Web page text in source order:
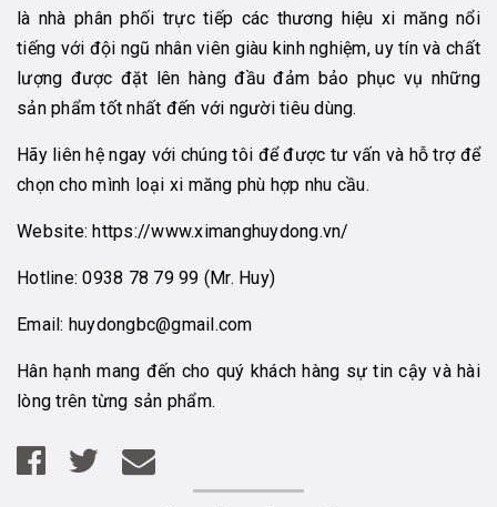
là nhà phân phối trực tiếp các thương hiệu xi măng nổi
tiếng với đội ngũ nhân viên giàu kinh nghiệm, uy tín và chất
lượng được đặt lên hàng đầu đảm bảo phục vụ những
sản phẩm tốt nhất đến với người tiêu dùng.
Hãy liên hệ ngay với chúng tôi để được tư vấn và hỗ trợ để
chọn cho mình loại xi măng phù hợp nhu cầu.
Website:https://www.ximanghuydong.vn/
Hotline:0938 78 79 99 (Mr. Huy)
Email: huydongbc@gmail.com
Hân hạnh mang đến cho quý khách hàng sự tin cậy và hài
lòng trên từng sản phẩm.